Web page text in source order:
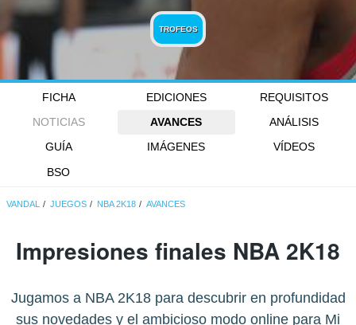
TROFEOS
FICHA EDICIONES
REQUISITOS
NOTICIAS
AVANCES
ANÁLISIS
GUÍA
IMÁGENES
VÍDEOS
BSO
VANDAL JUEGOS NBA 2K18 AVANCES
Impresiones finales NBA 2K18
Jugamos a NBA 2K18 para descubrir en profundidad
sus novedades y el ambicioso modo online para Mi